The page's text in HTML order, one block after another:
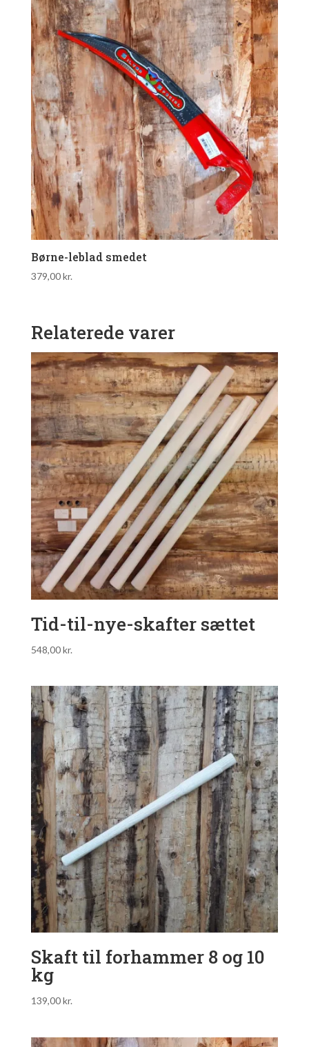
Børne-leblad smedet
379,00kr.
Relaterede varer
Tid-til-nye-skafter sættet
548,00kr.
Skaft til forhammer 8 og 10
kg
139,00kr.